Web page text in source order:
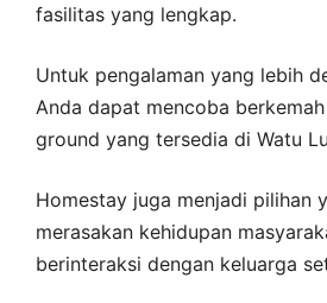
fasilitas yang lengkap.
Untuk pengalaman yang lebih
Anda dapat mencoba
ground yang tersedia di Watu
Homestay juga menjadi pilihan
merasakan kehidupan
berinteraksi dengan keluarga